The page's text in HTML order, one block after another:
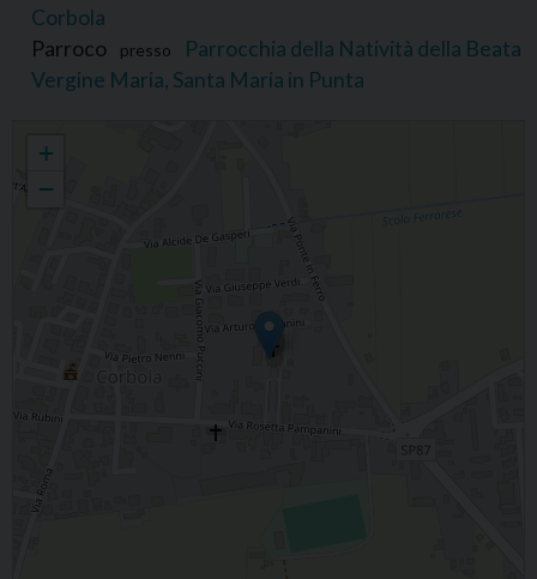
Corbola
Parroco
presso
Parrocchia della Natività della Beata
Vergine Maria, Santa Maria in Punta
+
−